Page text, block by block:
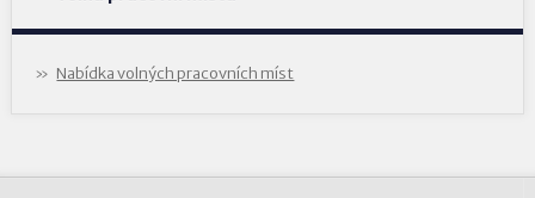
Nabídka volných pracovních míst